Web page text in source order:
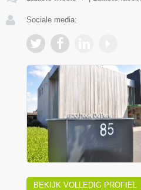
Sociale media:
BEKIJK VOLLEDIG PROFIEL